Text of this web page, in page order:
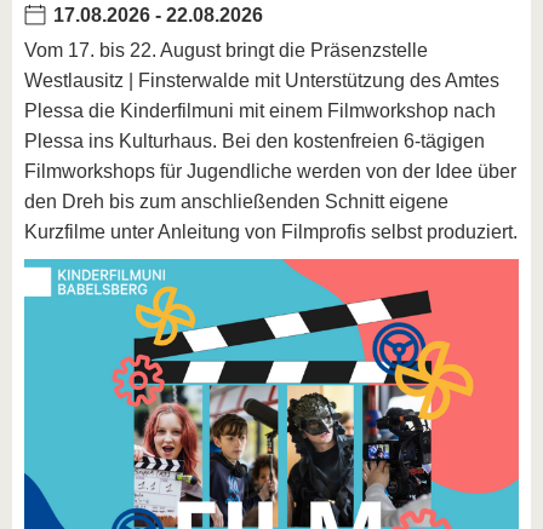
17.08.2026 - 22.08.2026
Vom 17. bis 22. August bringt die Präsenzstelle
Westlausitz | Finsterwalde mit Unterstützung des Amtes
Plessa die Kinderfilmuni mit einem Filmworkshop nach
Plessa ins Kulturhaus. Bei den kostenfreien 6-tägigen
Filmworkshops für Jugendliche werden von der Idee über
den Dreh bis zum anschließenden Schnitt eigene
Kurzfilme unter Anleitung von Filmprofis selbst produziert.